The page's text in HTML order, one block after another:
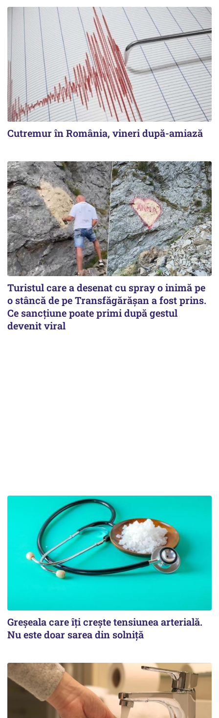
Cutremur în România, vineri după-amiază
Turistul care a desenat cu spray o inimă pe
o stâncă de pe Transfăgărășan a fost prins.
Ce sancțiune poate primi după gestul
devenit viral
Greșeala care îți crește tensiunea arterială.
Nu este doar sarea din solniță